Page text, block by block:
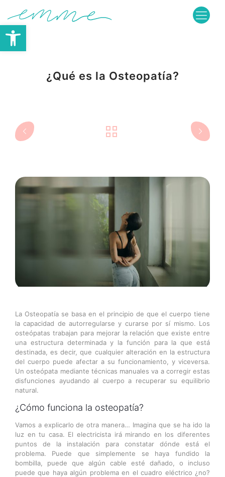
Abrir barra de herramientas
¿Qué es la Osteopatía?
La Osteopatía se basa en el principio de que el cuerpo tiene
la capacidad de autorregularse y curarse por sí mismo. Los
osteópatas trabajan para mejorar la relación que existe entre
una estructura determinada y la función para la que está
destinada, es decir, que cualquier alteración en la estructura
del cuerpo puede afectar a su funcionamiento, y viceversa.
Un osteópata mediante técnicas manuales va a corregir estas
disfunciones ayudando al cuerpo a recuperar su equilibrio
natural.
¿Cómo funciona la osteopatía?
Vamos a explicarlo de otra manera… Imagina que se ha ido la
luz en tu casa. El electricista irá mirando en los diferentes
puntos de la instalación para constatar dónde está el
problema. Puede que simplemente se haya fundido la
bombilla, puede que algún cable esté dañado, o incluso
puede que haya algún problema en el cuadro eléctrico ¿no?